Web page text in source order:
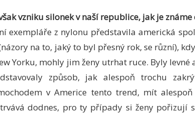
vzniku silonek v naší republice, jak je
exempláře z nylonu představila americká
na to, jaký to byl přesný rok, se různí),
Yorku, mohly jim ženy utrhat ruce. Byly
způsob, jak alespoň trochu
v Americe tento trend, mít
dodnes, pro ty případy si ženy pořizují